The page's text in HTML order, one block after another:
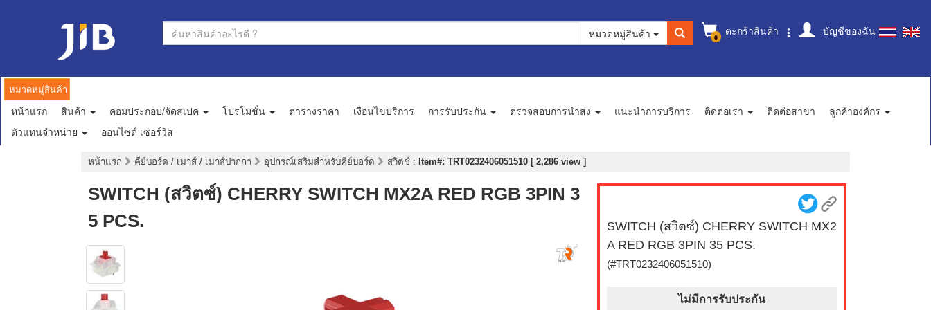
0 ตะกร้าสินค้า บัญชีของฉัน
หมวดหมู่สินค้า
หมวดหมู่สินค้า
หน้าแรก สินค้า คอมประกอบ/จัดสเปค โปรโมชั่น ตารางราคา เงื่อนไขบริการ การรับประกัน ตรวจสอบการนำส่ง แนะนำการบริการ ติดต่อเรา ติดต่อสาขา
ลูกค้าองค์กร
ตัวแทนจำหน่าย
ออนไซต์ เซอร์วิส
หน้าแรก คีย์บอร์ด / เมาส์ / เมาส์ปากกา อุปกรณ์เสริมสำหรับคีย์บอร์ด สวิตช์ : Item#: TRT0232406051510 [ 2,286 view ]
SWITCH (สวิตซ์) CHERRY SWITCH MX2A RED RGB 3PIN 3
5 PCS.
SWITCH (สวิตซ์) CHERRY SWITCH MX2
A RED RGB 3PIN 35 PCS.
(#TRT0232406051510)
ไม่มีการรับประกัน